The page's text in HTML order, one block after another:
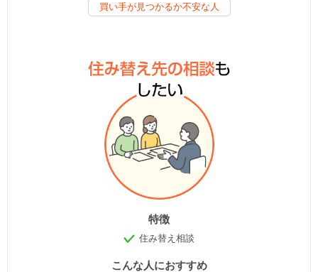
買い手が見つかるか不安な人
特徴
住み替え相談
こんな人におすすめ